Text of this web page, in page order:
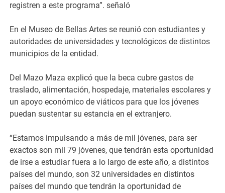
registren a este programa”. señaló
En el Museo de Bellas Artes se reunió con estudiantes y
autoridades de universidades y tecnológicos de distintos
municipios de la entidad.
Del Mazo Maza explicó que la beca cubre gastos de
traslado, alimentación, hospedaje, materiales escolares y
un apoyo económico de viáticos para que los jóvenes
puedan sustentar su estancia en el extranjero.
“Estamos impulsando a más de mil jóvenes, para ser
exactos son mil 79 jóvenes, que tendrán esta oportunidad
de irse a estudiar fuera a lo largo de este año, a distintos
países del mundo, son 32 universidades en distintos
países del mundo que tendrán la oportunidad de